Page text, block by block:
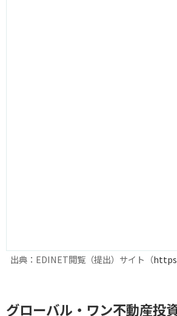
出典：EDINET閲覧（提出）サイト（
グローバル・ワン不動産